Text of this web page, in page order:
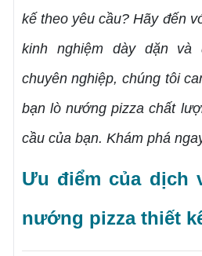
kế theo yêu cầu? Hãy đến
kinh nghiệm dày dặn và
chuyên nghiệp, chúng tôi
bạn lò nướng pizza chất
cầu của bạn. Khám phá
Ưu điểm của dịch
nướng pizza thiết